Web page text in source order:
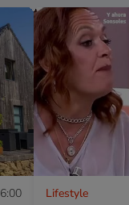
Lifestyle